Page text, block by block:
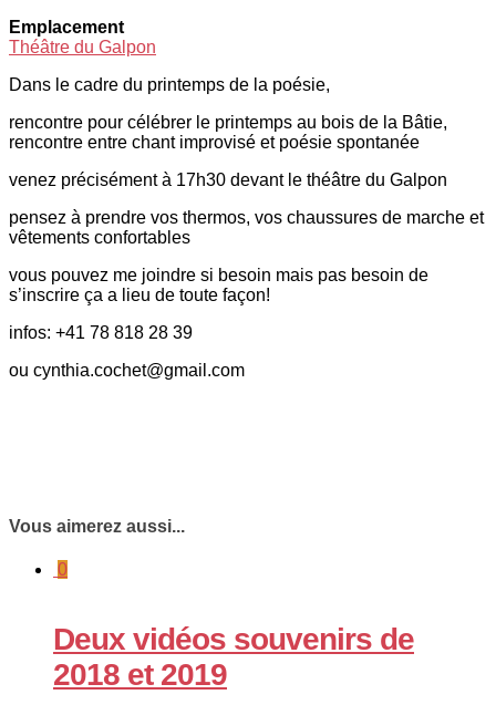
Emplacement
Théâtre du Galpon
Dans le cadre du printemps de la poésie,
rencontre pour célébrer le printemps au bois de la Bâtie,
rencontre entre chant improvisé et poésie spontanée
venez précisément à 17h30 devant le théâtre du Galpon
pensez à prendre vos thermos, vos chaussures de marche et
vêtements confortables
vous pouvez me joindre si besoin mais pas besoin de
s’inscrire ça a lieu de toute façon!
infos: +41 78 818 28 39
ou cynthia.cochet@gmail.com
Vous aimerez aussi...
0
Deux vidéos souvenirs de
2018 et 2019